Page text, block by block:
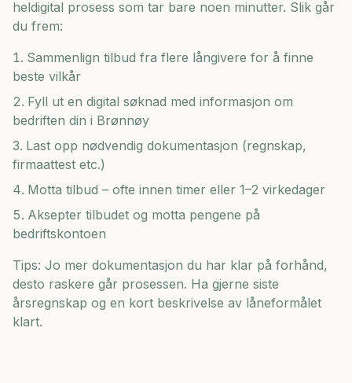
heldigital prosess som tar bare noen minutter. Slik går
du frem:
Sammenlign tilbud fra flere långivere for å finne
beste vilkår
Fyll ut en digital søknad med informasjon om
bedriften din i Brønnøy
Last opp nødvendig dokumentasjon (regnskap,
firmaattest etc.)
Motta tilbud – ofte innen timer eller 1–2 virkedager
Aksepter tilbudet og motta pengene på
bedriftskontoen
Tips: Jo mer dokumentasjon du har klar på forhånd,
desto raskere går prosessen. Ha gjerne siste
årsregnskap og en kort beskrivelse av låneformålet
klart.